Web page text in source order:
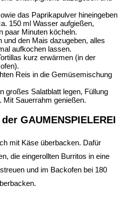
das Paprikapulver hineingeben
150 ml Wasser aufgießen,
paar Minuten köcheln.
und den Mais dazugeben, alles
aufkochen lassen.
kurz erwärmen (in der
Reis in die Gemüsemischung
großes Salatblatt legen, Füllung
Mit Sauerrahm genießen.
GAUMENSPIELEREI
mit Käse überbacken. Dafür
die eingerollten Burritos in eine
und im Backofen bei 180